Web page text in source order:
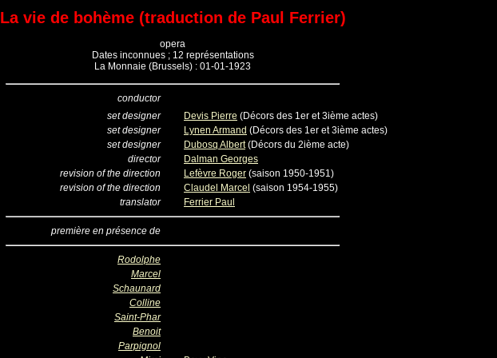
La vie de bohème (traduction de Paul Ferrier)
opera
Dates inconnues ; 12 représentations
La Monnaie (Brussels) : 01-01-1923
conductor
set designer
Devis Pierre (Décors des 1er et 3ième actes)
set designer
Lynen Armand (Décors des 1er et 3ième actes)
set designer
Dubosq Albert (Décors du 2ième acte)
director
Dalman Georges
revision of the direction
Lefèvre Roger (saison 1950-1951)
revision of the direction
Claudel Marcel (saison 1954-1955)
translator
Ferrier Paul
première en présence de
Rodolphe
Marcel
Schaunard
Colline
Saint-Phar
Benoit
Parpignol